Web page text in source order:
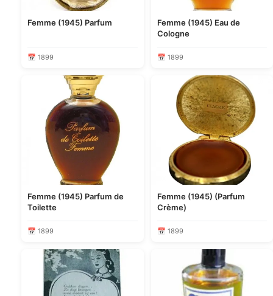
Femme (1945) Parfum
📅 1899
Femme (1945) Eau de
Cologne
📅 1899
Femme (1945) Parfum de
Toilette
📅 1899
Femme (1945) (Parfum
Crème)
📅 1899